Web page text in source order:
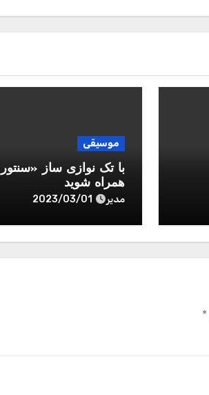
موسیقی
با تک نوازی ساز
همراه شوید
مدیر 2023/03/01
*